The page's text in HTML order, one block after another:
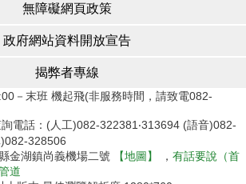
無障礙網頁政策
政府網站資料開放宣告
揭弊者專線
－末班 機起飛(非服務時間，請致電082-
電話：(人工)082-322381‧313694 (語音)082-
328506
金湖鎮尚義機場二號
【地圖】 ， 有話要說（首
道